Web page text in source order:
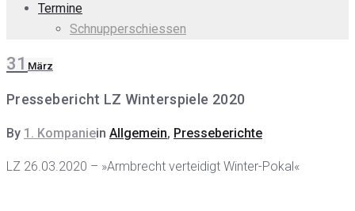
Termine
Schnupperschiessen
31 März
Pressebericht LZ Winterspiele 2020
By 1. Kompaniein Allgemein, Presseberichte
LZ 26.03.2020 – »Armbrecht verteidigt Winter-Pokal«